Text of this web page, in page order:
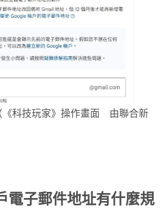
《科技玩家》操作畫面 由聯合新
電子郵件地址有什麼規